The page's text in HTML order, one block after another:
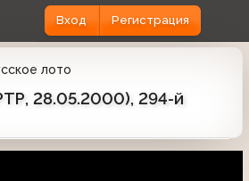
Вход Регистрация
лото
28.05.2000), 294-й